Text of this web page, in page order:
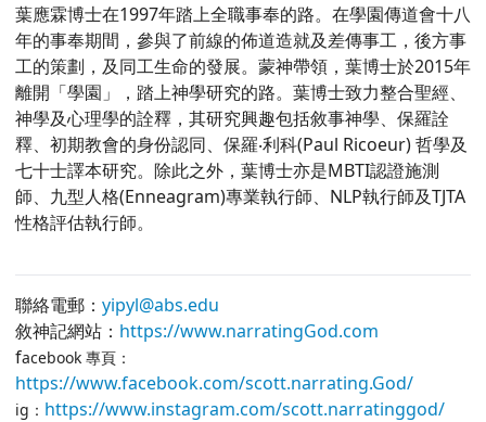
葉應霖博士在1997年踏上全職事奉的路。在學園傳道會十八
年的事奉期間，參與了前線的佈道造就及差傳事工，後方事
工的策劃，及同工生命的發展。蒙神帶領，葉博士於2015年
離開「學園」，踏上神學研究的路。葉博士致力整合聖經、
神學及心理學的詮釋，其研究興趣包括敘事神學、保羅詮
釋、初期教會的身份認同、保羅‧利科(Paul Ricoeur) 哲學及
七十士譯本研究。除此之外，葉博士亦是MBTI認證施測
師、九型人格(Enneagram)專業執行師、NLP執行師及TJTA
性格評估執行師。
聯絡電郵： yipyl@abs.edu
敘神記網站： https://www.narratingGod.com
facebook 專頁：
https://www.facebook.com/scott.narrating.God/
ig： https://www.instagram.com/scott.narratinggod/